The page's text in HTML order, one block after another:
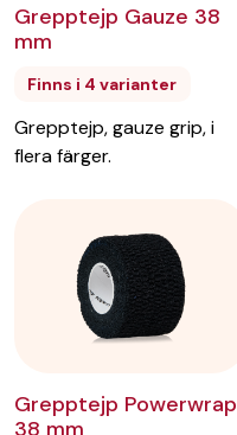
Grepptejp Gauze 38
mm
Finns i 4 varianter
Grepptejp, gauze grip, i
flera färger.
Grepptejp Powerwrap
38 mm